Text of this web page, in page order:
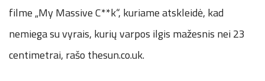
filme „My Massive C**k“, kuriame atskleidė, kad
nemiega su vyrais, kurių varpos ilgis mažesnis nei 23
centimetrai, rašo thesun.co.uk.